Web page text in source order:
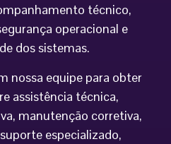
técnico,
operacional e
dos sistemas.
nossa equipe para obter
assistência técnica,
manutenção corretiva,
especializado,